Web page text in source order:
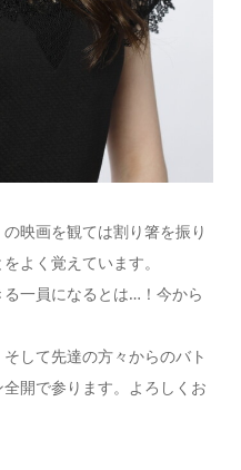
映画を観ては割り箸を振り
よく覚えています。
一員になるとは…！今から
して先達の方々からのバト
開で参ります。よろしくお